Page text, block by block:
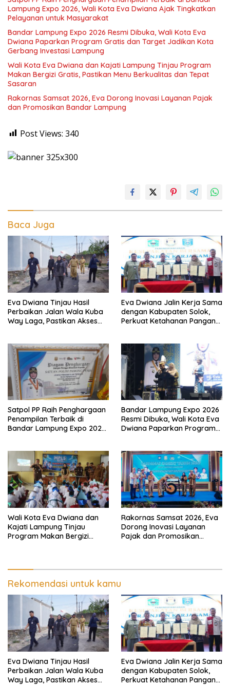
Lampung Expo 2026, Wali Kota Eva Dwiana Ajak Tingkatkan
Pelayanan untuk Masyarakat
Bandar Lampung Expo 2026 Resmi Dibuka, Wali Kota Eva
Dwiana Paparkan Program Gratis dan Target Jadikan Kota
Gerbang Investasi Lampung
Wali Kota Eva Dwiana dan Kajati Lampung Tinjau Program
Makan Bergizi Gratis, Pastikan Menu Berkualitas dan Tepat
Sasaran
Rakornas Samsat 2026, Eva Dorong Inovasi Layanan Pajak
dan Promosikan Bandar Lampung
Post Views: 340
Baca Juga
Eva Dwiana Tinjau Hasil
Perbaikan Jalan Wala Kuba
Way Laga, Pastikan Akses
Eva Dwiana Jalin Kerja Sama
dengan Kabupaten Solok,
Perkuat Ketahanan Pangan
Satpol PP Raih Penghargaan
Penampilan Terbaik di
Bandar Lampung Expo 2026,
Masyarakat
Bandar Lampung Expo 2026
Resmi Dibuka, Wali Kota Eva
Dwiana Paparkan Program
Lampung
Wali Kota Eva Dwiana dan
Kajati Lampung Tinjau
Program Makan Bergizi
Rakornas Samsat 2026, Eva
Dorong Inovasi Layanan
Pajak dan Promosikan
Rekomendasi untuk kamu
Eva Dwiana Tinjau Hasil
Perbaikan Jalan Wala Kuba
Way Laga, Pastikan Akses
Eva Dwiana Jalin Kerja Sama
dengan Kabupaten Solok,
Perkuat Ketahanan Pangan